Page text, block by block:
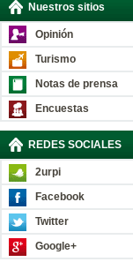
Nuestros sitios
Opinión
Turismo
Notas de prensa
Encuestas
REDES SOCIALES
2urpi
Facebook
Twitter
Google+